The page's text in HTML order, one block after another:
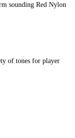
sounding Red Nylon
of tones for player